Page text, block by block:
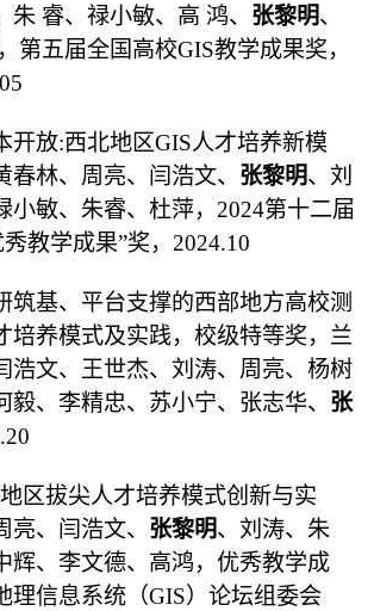
朱 睿、禄小敏、高 鸿、 张黎明、
第五届全国高校GIS教学成果奖，
开放:西北地区GIS人才培养新模
春林、周亮、闫浩文、 张黎明、刘
小敏、朱睿、杜萍，2024第十二届
教学成果”奖，2024.10
筑基、平台支撑的西部地方高校测
培养模式及实践，校级特等奖，兰
浩文、王世杰、刘涛、周亮、杨树
毅、李精忠、苏小宁、张志华、 张
区拔尖人才培养模式创新与实
、 闫浩文、 张黎明、刘涛、朱
辉、李文德、高鸿，优秀教学成
理信息系统（GIS）论坛组委会